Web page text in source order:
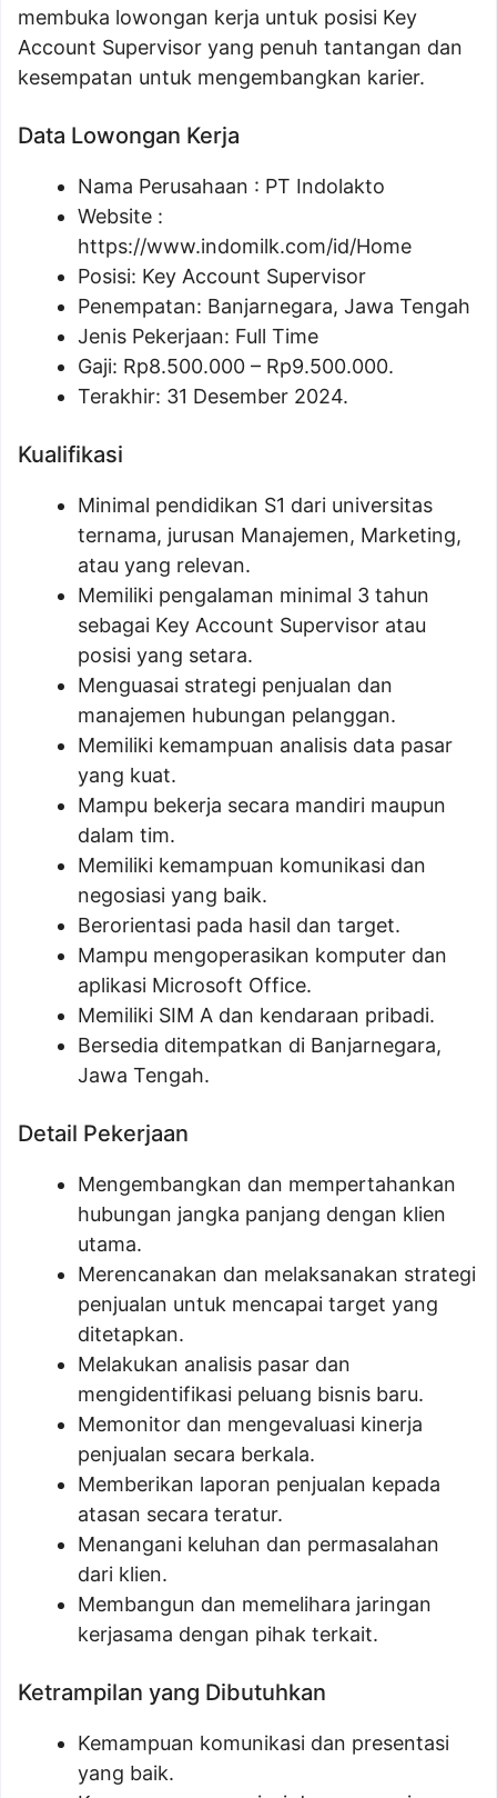
membuka lowongan kerja untuk posisi Key
Account Supervisor yang penuh tantangan dan
kesempatan untuk mengembangkan karier.
Data Lowongan Kerja
Nama Perusahaan : PT Indolakto
Website :
https://www.indomilk.com/id/Home
Posisi: Key Account Supervisor
Penempatan: Banjarnegara, Jawa Tengah
Jenis Pekerjaan: Full Time
Gaji: Rp8.500.000 – Rp9.500.000.
Terakhir: 31 Desember 2024.
Kualifikasi
Minimal pendidikan S1 dari universitas
ternama, jurusan Manajemen, Marketing,
atau yang relevan.
Memiliki pengalaman minimal 3 tahun
sebagai Key Account Supervisor atau
posisi yang setara.
Menguasai strategi penjualan dan
manajemen hubungan pelanggan.
Memiliki kemampuan analisis data pasar
yang kuat.
Mampu bekerja secara mandiri maupun
dalam tim.
Memiliki kemampuan komunikasi dan
negosiasi yang baik.
Berorientasi pada hasil dan target.
Mampu mengoperasikan komputer dan
aplikasi Microsoft Office.
Memiliki SIM A dan kendaraan pribadi.
Bersedia ditempatkan di Banjarnegara,
Jawa Tengah.
Detail Pekerjaan
Mengembangkan dan mempertahankan
hubungan jangka panjang dengan klien
utama.
Merencanakan dan melaksanakan strategi
penjualan untuk mencapai target yang
ditetapkan.
Melakukan analisis pasar dan
mengidentifikasi peluang bisnis baru.
Memonitor dan mengevaluasi kinerja
penjualan secara berkala.
Memberikan laporan penjualan kepada
atasan secara teratur.
Menangani keluhan dan permasalahan
dari klien.
Membangun dan memelihara jaringan
kerjasama dengan pihak terkait.
Ketrampilan yang Dibutuhkan
Kemampuan komunikasi dan presentasi
yang baik.